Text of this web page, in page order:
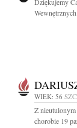
WIEK: 56
Z nieutulonym
chorobie 19